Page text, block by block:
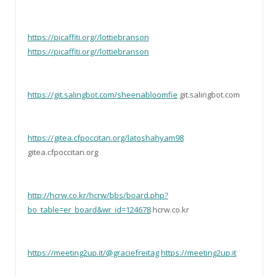
https://picaffiti.org//lottiebranson
https://picaffiti.org//lottiebranson
https://git.salingbot.com/sheenabloomfie git.salingbot.com
https://gitea.cfpoccitan.org/latoshahyam98
gitea.cfpoccitan.org
http://hcrw.co.kr/hcrw/bbs/board.php?
bo_table=er_board&wr_id=124678 hcrw.co.kr
https://meeting2up.it/@graciefreitaghttps://meeting2up.it